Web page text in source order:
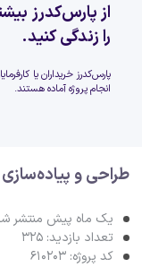
از پارس‌کدرز
را زندگی کنید.
پارس‌کدرز خریداران یا
انجام پروژه آماده هستند.
طراحی و پیاده‌سازی
یک ماه پیش منتشر
تعداد بازدید: 325
کد پروژه: 610203